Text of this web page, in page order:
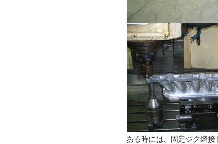
ある時には、固定ジグ熔